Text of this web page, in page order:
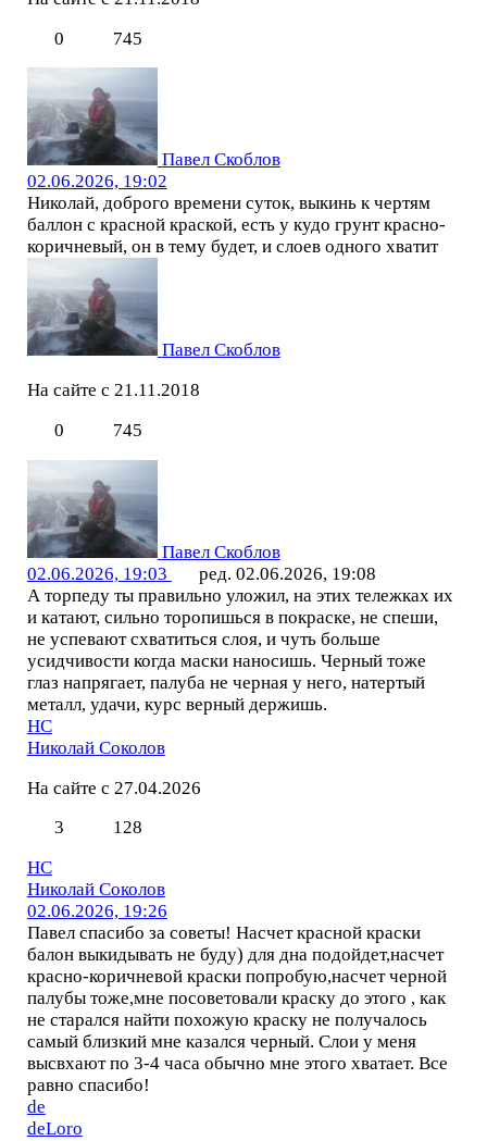
0
745
Павел Скоблов
02.06.2026, 19:02
Николай, доброго времени суток, выкинь к чертям
баллон с красной краской, есть у кудо грунт красно-
коричневый, он в тему будет, и слоев одного хватит
Павел Скоблов
На сайте с 21.11.2018
0
745
Павел Скоблов
02.06.2026, 19:03
ред. 02.06.2026, 19:08
А торпеду ты правильно уложил, на этих тележках их
и катают, сильно торопишься в покраске, не спеши,
не успевают схватиться слоя, и чуть больше
усидчивости когда маски наносишь. Черный тоже
глаз напрягает, палуба не черная у него, натертый
металл, удачи, курс верный держишь.
НС
Николай Соколов
На сайте с 27.04.2026
3
128
НС
Николай Соколов
02.06.2026, 19:26
Павел спасибо за советы! Насчет красной краски
балон выкидывать не буду) для дна подойдет,насчет
красно-коричневой краски попробую,насчет черной
палубы тоже,мне посоветовали краску до этого , как
не старался найти похожую краску не получалось
самый близкий мне казался черный. Слои у меня
высвхают по 3-4 часа обычно мне этого хватает. Все
равно спасибо!
de
deLoro